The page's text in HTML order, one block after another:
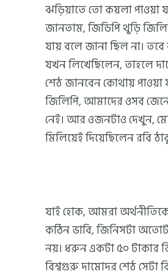
ঝড়িয়াতে তো কয়লা পাওয়া
জানতাম, জিডিপি থুড়ি
যায় বলে জানা ছিল না।
যখন লিখেছিলেন, তাহলে
শেঠ জানবেন কোথায় পাওয়া
জিলিপি, আমাদের ওসব
নেই। আর ওজনটাও দেখুন,
মিলিয়েই দিয়েছিলেন রবি
যাই হোক, আমরা
কঠিন ভাবি, জিনিসটা
নয়। ধরুন একটা ৫০ টাকার
বিশ্বগুরু দামোদর শেঠ সেটা